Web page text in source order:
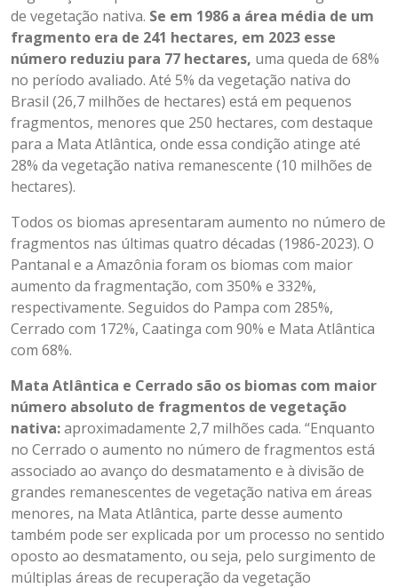
de vegetação nativa. Se em 1986 a área média de um
fragmento era de 241 hectares, em 2023 esse
número reduziu para 77 hectares, uma queda de 68%
no período avaliado. Até 5% da vegetação nativa do
Brasil (26,7 milhões de hectares) está em pequenos
fragmentos, menores que 250 hectares, com destaque
para a Mata Atlântica, onde essa condição atinge até
28% da vegetação nativa remanescente (10 milhões de
hectares).
Todos os biomas apresentaram aumento no número de
fragmentos nas últimas quatro décadas (1986-2023). O
Pantanal e a Amazônia foram os biomas com maior
aumento da fragmentação, com 350% e 332%,
respectivamente. Seguidos do Pampa com 285%,
Cerrado com 172%, Caatinga com 90% e Mata Atlântica
com 68%.
Mata Atlântica e Cerrado são os biomas com maior
número absoluto de fragmentos de vegetação
nativa:aproximadamente 2,7 milhões cada. “Enquanto
no Cerrado o aumento no número de fragmentos está
associado ao avanço do desmatamento e à divisão de
grandes remanescentes de vegetação nativa em áreas
menores, na Mata Atlântica, parte desse aumento
também pode ser explicada por um processo no sentido
oposto ao desmatamento, ou seja, pelo surgimento de
múltiplas áreas de recuperação da vegetação